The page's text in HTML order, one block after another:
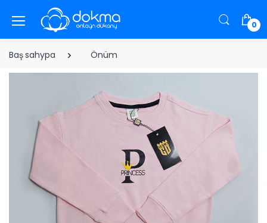
0
Baş sahypa Önüm